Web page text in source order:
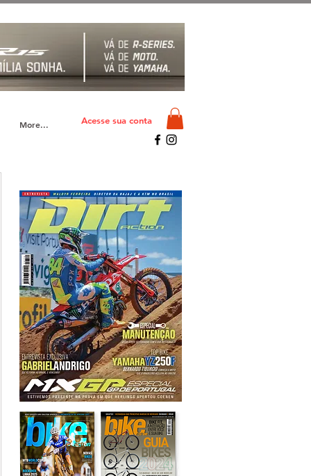
More... Acesse sua conta